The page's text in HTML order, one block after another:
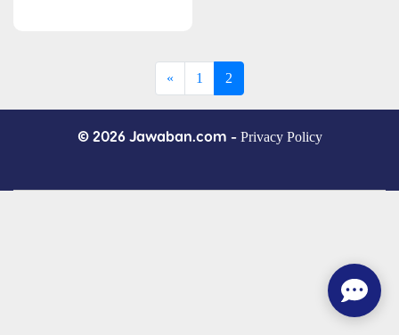
« 1 2
© 2026 Jawaban.com - Privacy Policy